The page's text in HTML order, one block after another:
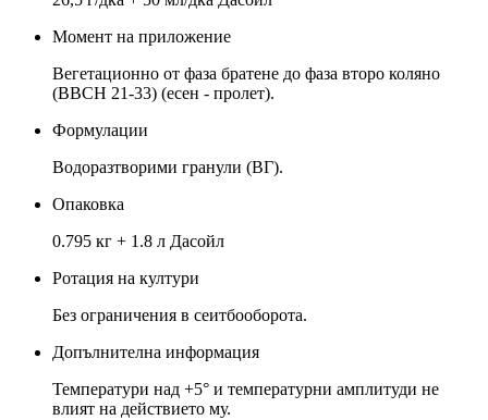
Момент на приложение
Вегетационно от фаза братене до фаза второ коляно
(BBCH 21-33) (есен - пролет).
Формулации
Водоразтворими гранули (ВГ).
Опаковка
0.795 кг + 1.8 л Дасойл
Ротация на култури
Без ограничения в сеитбооборота.
Допълнителна информация
Температури над +5° и температурни амплитуди не
влият на действието му.